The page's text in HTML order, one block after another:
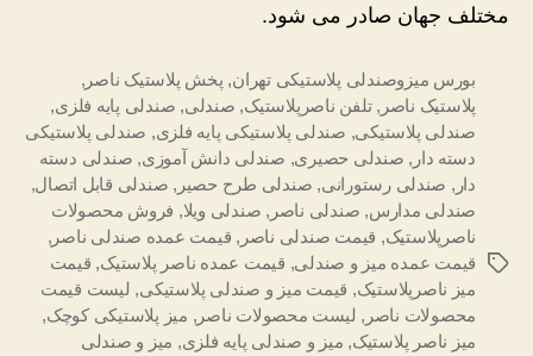
مختلف جهان صادر می شود.
برچسب‌ها
بورس میزوصندلی پلاستیکی تهران, پخش پلاستیک ناصر ,
پلاستیک ناصر ,تلفن ناصرپلاستیک, صندلی, صندلی پایه فلزی,
صندلی پلاستیکی, صندلی پلاستیکی پایه فلزی, صندلی پلاستیکی
دسته دار , صندلی حصیری, صندلی دانش آموزی, صندلی دسته
دار , صندلی رستورانی, صندلی طرح حصیر , صندلی قابل اتصال,
صندلی مدارس, صندلی ناصر , صندلی ویلا, فروش محصولات
ناصرپلاستیک, قیمت صندلی ناصر , قیمت عمده صندلی ناصر ,
قیمت عمده میز و صندلی, قیمت عمده ناصر پلاستیک, قیمت
میز ناصرپلاستیک, قیمت میز و صندلی پلاستیکی, لیست قیمت
محصولات ناصر , لیست محصولات ناصر , میز پلاستیکی کوچک,
میز ناصر پلاستیک, میز و صندلی پایه فلزی, میز و صندلی